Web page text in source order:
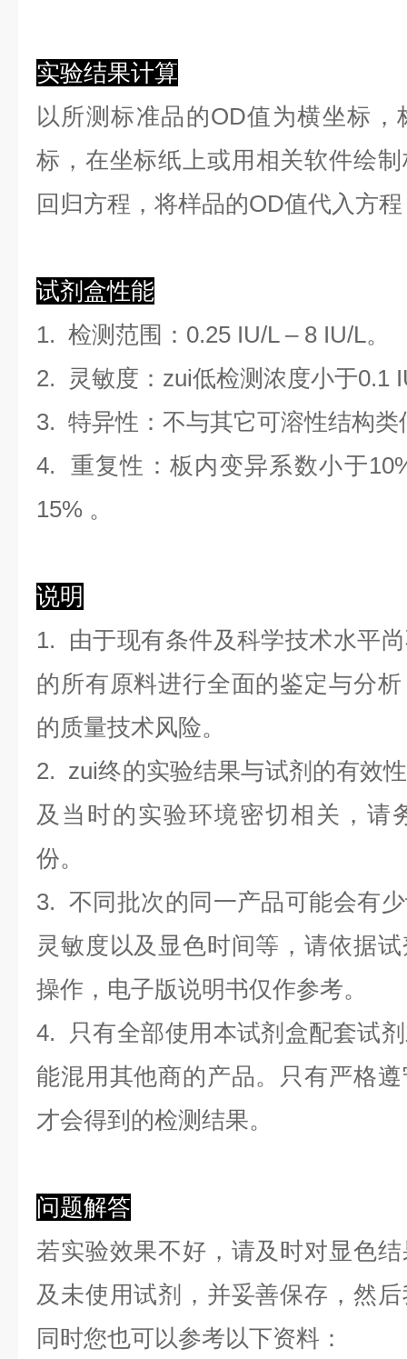
实验结果计算
以所测标准品的OD值为横坐标，
标，在坐标纸上或用相关软件绘制
回归方程 ， 将样品的OD值代入方
试剂盒性能
1. 检测范围 ： 0.25 IU/L –8 IU/L。
2. 灵敏度：zui低检测浓度小于0.1
3. 特异性：不与其它可溶性结构类
4. 重复性：板内变异系数小于10
15% 。
说明
1. 由于现有条件及科学技术水平
的所有原料进行全面的鉴定与分
的质量技术风险。
2. zui终的实验结果与试剂的有效
及当时的实验环境密切相关，请
份。
3. 不同批次的同一产品可能会有
灵敏度以及显色时间等，请依据
操作，电子版说明书仅作参考。
4. 只有全部使用本试剂盒配套试
能混用其他商的产品。只有严格
才会得到的检测结果。
问题解答
若实验效果不好，请及时对显色
及未使用试剂，并妥善保存，然
同时您也可以参考以下资料：